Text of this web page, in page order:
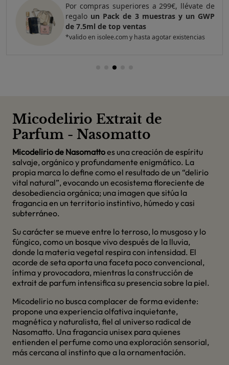
Por compras superiores a 299€, llévate de
regalo un Pack de 3 muestras y un GWP
de 7.5ml de top ventas
*valido en isolee.com y hasta agotar existencias
Micodelirio Extrait de
Parfum - Nasomatto
Micodelirio de Nasomattoes una creación de espíritu
salvaje, orgánico y profundamente enigmático. La
propia marca lo define como el resultado de un “delirio
vital natural”, evocando un ecosistema floreciente de
desobediencia orgánica; una imagen que sitúa la
fragancia en un territorio instintivo, húmedo y casi
subterráneo.
Su carácter se mueve entre lo terroso, lo musgoso y lo
fúngico, como un bosque vivo después de la lluvia,
donde la materia vegetal respira con intensidad. El
acorde de seta aporta una faceta poco convencional,
íntima y provocadora, mientras la construcción de
extrait de parfum intensifica su presencia sobre la piel.
Micodelirio no busca complacer de forma evidente:
propone una experiencia olfativa inquietante,
magnética y naturalista, fiel al universo radical de
Nasomatto. Una fragancia unisex para quienes
entienden el perfume como una exploración sensorial,
más cercana al instinto que a la ornamentación.